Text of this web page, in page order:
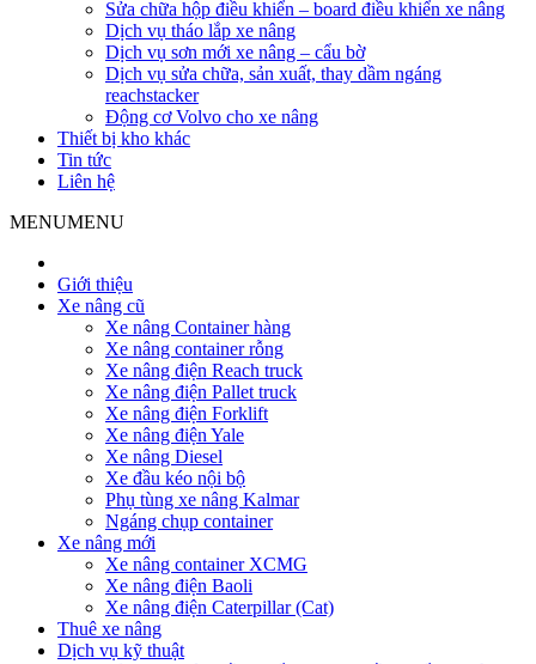
Sửa chữa hộp điều khiển – board điều khiển xe nâng
Dịch vụ tháo lắp xe nâng
Dịch vụ sơn mới xe nâng – cẩu bờ
Dịch vụ sửa chữa, sản xuất, thay dầm ngáng
reachstacker
Động cơ Volvo cho xe nâng
Thiết bị kho khác
Tin tức
Liên hệ
MENUMENU
Giới thiệu
Xe nâng cũ
Xe nâng Container hàng
Xe nâng container rỗng
Xe nâng điện Reach truck
Xe nâng điện Pallet truck
Xe nâng điện Forklift
Xe nâng điện Yale
Xe nâng Diesel
Xe đầu kéo nội bộ
Phụ tùng xe nâng Kalmar
Ngáng chụp container
Xe nâng mới
Xe nâng container XCMG
Xe nâng điện Baoli
Xe nâng điện Caterpillar (Cat)
Thuê xe nâng
Dịch vụ kỹ thuật